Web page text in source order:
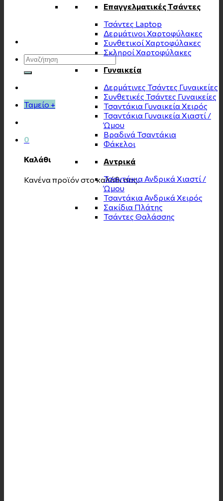
Αναζήτηση
για:
Ταμείο +
0
Καλάθι
Κανένα προϊόν στο καλάθι σας.
Επαγγελματικές Τσάντες
Τσάντες Laptop
Δερμάτινοι Χαρτοφύλακες
Συνθετικοί Χαρτοφύλακες
Σκληροί Χαρτοφύλακες
Γυναικεία
Δερμάτινες Τσάντες Γυναικείες
Συνθετικές Τσάντες Γυναικείες
Τσαντάκια Γυναικεία Χειρός
Τσαντάκια Γυναικεία Χιαστί /
Ώμου
Βραδινά Τσαντάκια
Φάκελοι
Αντρικά
Τσαντάκια Ανδρικά Χιαστί /
Ώμου
Τσαντάκια Ανδρικά Χειρός
Σακίδια Πλάτης
Τσάντες Θαλάσσης